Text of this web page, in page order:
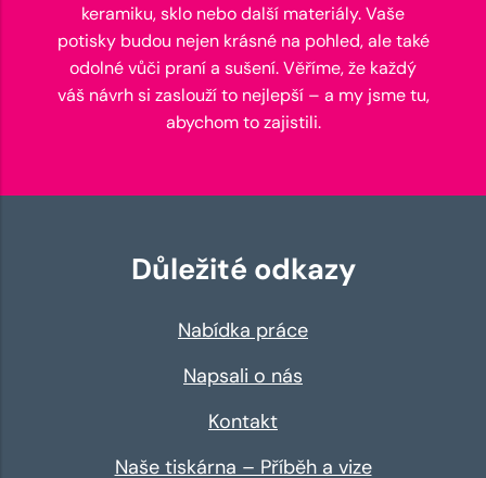
keramiku, sklo nebo další materiály. Vaše
potisky budou nejen krásné na pohled, ale také
odolné vůči praní a sušení. Věříme, že každý
váš návrh si zaslouží to nejlepší – a my jsme tu,
abychom to zajistili.
Důležité odkazy
Nabídka práce
Napsali o nás
Kontakt
Naše tiskárna – Příběh a vize